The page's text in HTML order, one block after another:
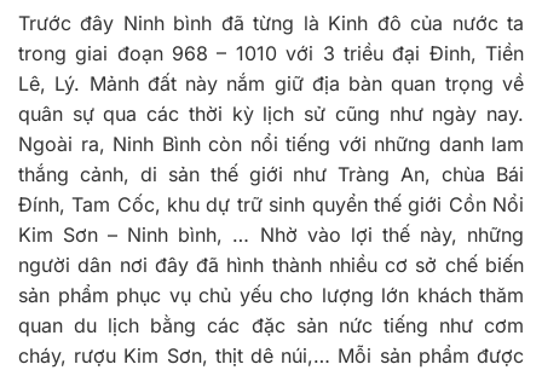
Trước đây Ninh bình đã từng là Kinh đô của nước ta
trong giai đoạn 968 – 1010 với 3 triều đại Đinh, Tiền
Lê, Lý. Mảnh đất này nắm giữ địa bàn quan trọng về
quân sự qua các thời kỳ lịch sử cũng như ngày nay.
Ngoài ra, Ninh Bình còn nổi tiếng với những danh lam
thắng cảnh, di sản thế giới như Tràng An, chùa Bái
Đính, Tam Cốc, khu dự trữ sinh quyển thế giới Cồn Nổi
Kim Sơn – Ninh bình, … Nhờ vào lợi thế này, những
người dân nơi đây đã hình thành nhiều cơ sở chế biến
sản phẩm phục vụ chủ yếu cho lượng lớn khách thăm
quan du lịch bằng các đặc sản nức tiếng như cơm
cháy, rượu Kim Sơn, thịt dê núi,… Mỗi sản phẩm được